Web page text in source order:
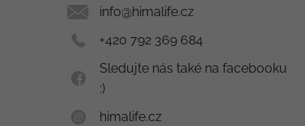
info@himalife.cz
+420 792 369 684
Sledujte nás také na facebooku
:)
himalife.cz